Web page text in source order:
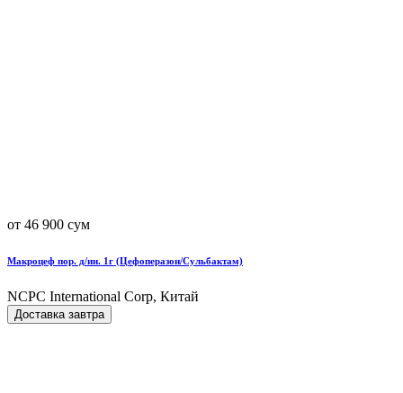
от 46 900 сум
Макроцеф пор. д/ин. 1г (Цефоперазон/Сульбактам)
NCPC International Corp, Китай
Доставка завтра